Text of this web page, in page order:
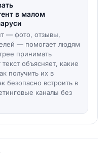
в малом
— фото, отзывы,
— помогает людям
принимать
объясняет, какие
получить их в
безопасно встроить в
каналы без